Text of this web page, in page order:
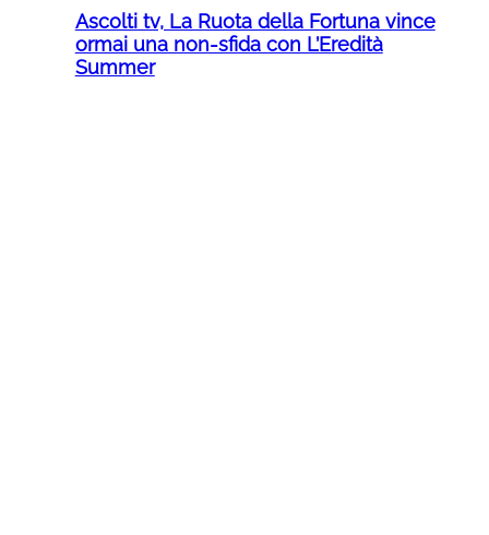
Ascolti tv, La Ruota della Fortuna vince
ormai una non-sfida con L’Eredità
Summer